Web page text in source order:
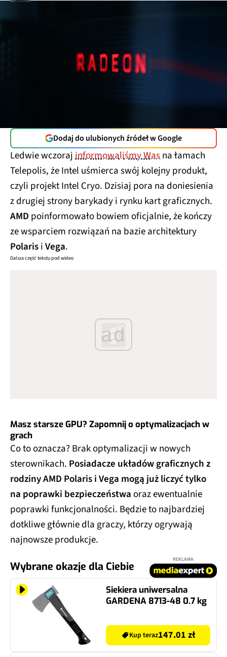
Dodaj do ulubionych źródeł w Google
Ledwie wczorajinformowaliśmy Wasna łamach
Telepolis, że Intel uśmierca swój kolejny produkt,
czyli projekt Intel Cryo. Dzisiaj pora na doniesienia
z drugiej strony barykady i rynku kart graficznych.
AMD poinformowało bowiem oficjalnie, że kończy
ze wsparciem rozwiązań na bazie architektury
PolarisiVega.
Dalsza część tekstu pod wideo
ad
Masz starsze GPU? Zapomnij o optymalizacjach w
grach
Co to oznacza? Brak optymalizacji w nowych
sterownikach. Posiadacze układów graficznych z
rodziny AMD Polaris i Vega mogą już liczyć tylko
na poprawki bezpieczeństwaoraz ewentualnie
poprawki funkcjonalności. Będzie to najbardziej
dotkliwe głównie dla graczy, którzy ogrywają
najnowsze produkcje.
Wybrane okazje dla Ciebie
REKLAMA
Siekiera uniwersalna
GARDENA 8713-48 0.7 kg
Kup teraz147.01 zł